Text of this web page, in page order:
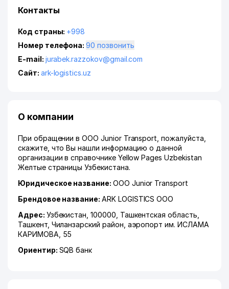
Контакты
Код страны: +998
Номер телефона:
90 позвонить
E-mail: jurabek.razzokov@gmail.com
Сайт: ark-logistics.uz
О компании
При обращении в OOO Junior Transport, пожалуйста,
скажите, что Вы нашли информацию о данной
организации в справочнике Yellow Pages Uzbekistan
Желтые страницы Узбекистана.
Юридическое название: OOO Junior Transport
Брендовое название: ARK LOGISTICS ООО
Адрес: Узбекистан, 100000, Ташкентская область
Ташкент, Чиланзарский район аэропорт им. ИСЛАМА
КАРИМОВА , 55
Ориентир: SQB банк